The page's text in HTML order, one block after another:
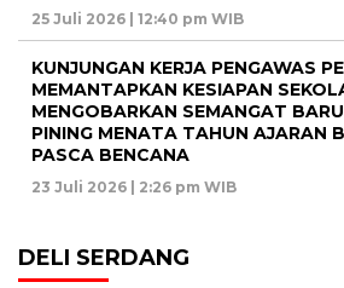
25 Juli 2026 | 12:40 pm WIB
KUNJUNGAN KERJA PENGAWAS
MEMANTAPKAN KESIAPAN
MENGOBARKAN SEMANGAT
PINING MENATA TAHUN AJARAN
PASCA BENCANA
23 Juli 2026 | 2:26 pm WIB
DELI SERDANG